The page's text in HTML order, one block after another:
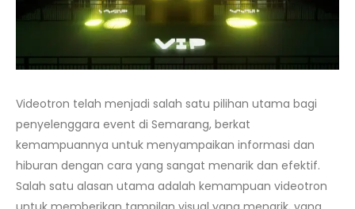
Videotron telah menjadi salah satu pilihan utama bagi
penyelenggara event di Semarang, berkat
kemampuannya untuk menyampaikan informasi dan
hiburan dengan cara yang sangat menarik dan efektif.
Salah satu alasan utama adalah kemampuan videotron